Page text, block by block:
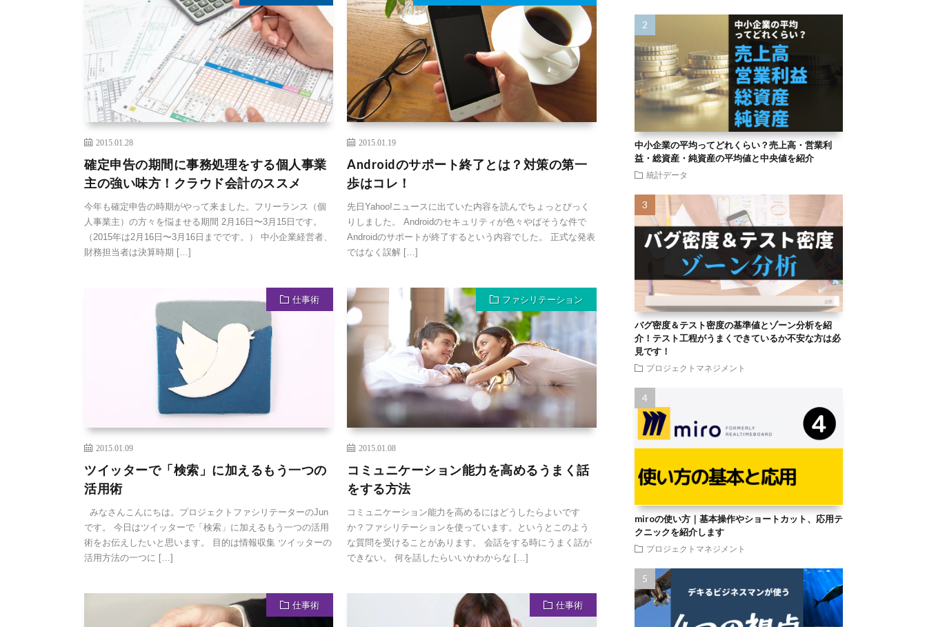
2015.01.28
確定申告の期間に事務処理をする個人事業
主の強い味方！クラウド会計のススメ
今年も確定申告の時期がやって来ました。フリーランス（個
人事業主）の方々を悩ませる期間 2月16日〜3月15日です。
（2015年は2月16日〜3月16日までです。） 中小企業経営者、
財務担当者は決算時期 […]
2015.01.19
Androidのサポート終了とは？対策の第一
歩はコレ！
先日Yahoo!ニュースに出ていた内容を読んでちょっとびっく
りしました。 Androidのセキュリティが色々やばそうな件で
Androidのサポートが終了するという内容でした。 正式な発表
ではなく誤解 […]
仕事術
2015.01.09
ツイッターで「検索」に加えるもう一つの
活用術
みなさんこんにちは。プロジェクトファシリテーターのJun
です。 今日はツイッターで「検索」に加えるもう一つの活用
術をお伝えしたいと思います。 目的は情報収集 ツイッターの
活用方法の一つに […]
ファシリテーション
2015.01.08
コミュニケーション能力を高めるうまく話
をする方法
コミュニケーション能力を高めるにはどうしたらよいです
か？ファシリテーションを使っています。というとこのよう
な質問を受けることがあります。 会話をする時にうまく話が
できない。 何を話したらいいかわからな […]
仕事術 仕事術
中小企業の平均ってどれくらい？売上高・営業利
益・総資産・純資産の平均値と中央値を紹介
統計データ
バグ密度＆テスト密度の基準値とゾーン分析を紹
介！テスト工程がうまくできているか不安な方は必
見です！
プロジェクトマネジメント
miroの使い方｜基本操作やショートカット、応用テ
クニックを紹介します
プロジェクトマネジメント